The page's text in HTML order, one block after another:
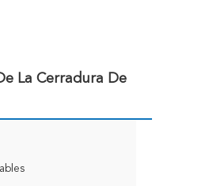
La Cerradura De